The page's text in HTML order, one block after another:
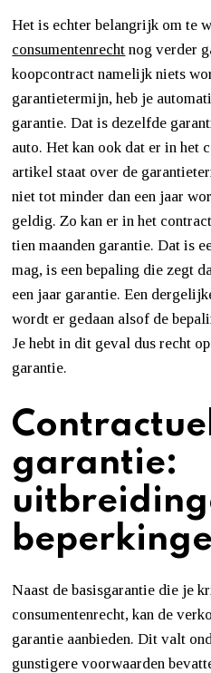
Het is echter belangrijk om te
consumentenrecht nog verder
koopcontract namelijk niets
garantietermijn, heb je
garantie. Dat is dezelfde
auto. Het kan ook dat er in het
artikel staat over de
niet tot minder dan een jaar
geldig. Zo kan er in het
tien maanden garantie. Dat is
mag, is een bepaling die zegt
een jaar garantie. Een
wordt er gedaan alsof de
Je hebt in dit geval dus recht
garantie.
garantie:
Naast de basisgarantie die je
consumentenrecht, kan de
garantie aanbieden. Dit valt
gunstigere voorwaarden